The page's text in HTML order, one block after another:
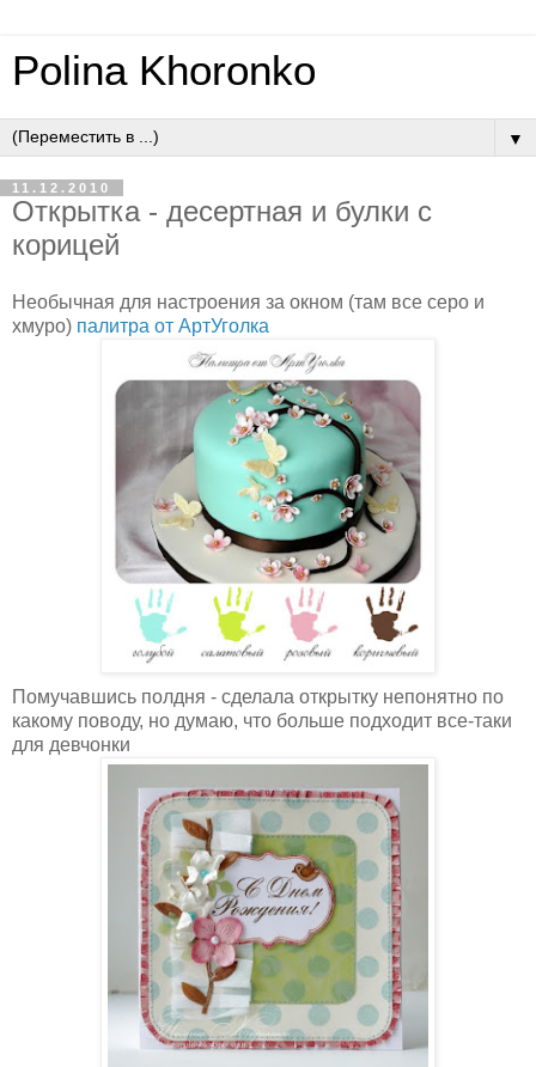
Polina Khoronko
▼
11.12.2010
Открытка - десертная и булки с
корицей
Необычная для настроения за окном (там все серо и
хмуро) палитра от АртУголка
Помучавшись полдня - сделала открытку непонятно по
какому поводу, но думаю, что больше подходит все-таки
для девчонки